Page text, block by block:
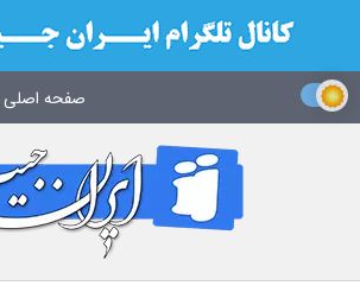
صفحه اصلی